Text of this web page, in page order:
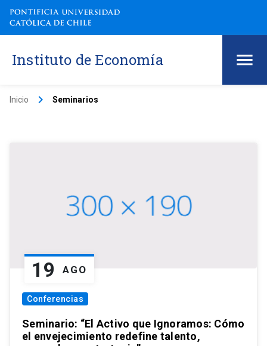
Instituto de Economía
Inicio keyboard_arrow_right Seminarios
19 AGO
Conferencias
Seminario: “El Activo que Ignoramos: Cómo
el envejecimiento redefine talento,